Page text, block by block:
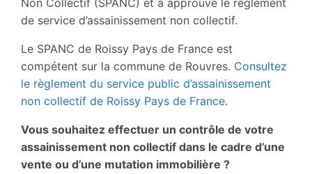
Non Collectif (SPANC) et a approuvé le règlement
de service d’assainissement non collectif.
Le SPANC de Roissy Pays de France est
compétent sur la commune de Rouvres. Consultez
le règlement du service public d’assainissement
non collectif de Roissy Pays de France.
Vous souhaitez effectuer un contrôle de votre
assainissement non collectif dans le cadre d’une
vente ou d’une mutation immobilière ?